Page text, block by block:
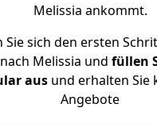
Melissia ankommt.
Sie sich den ersten
Melissia und füllen
ausund erhalten Sie
Angebote